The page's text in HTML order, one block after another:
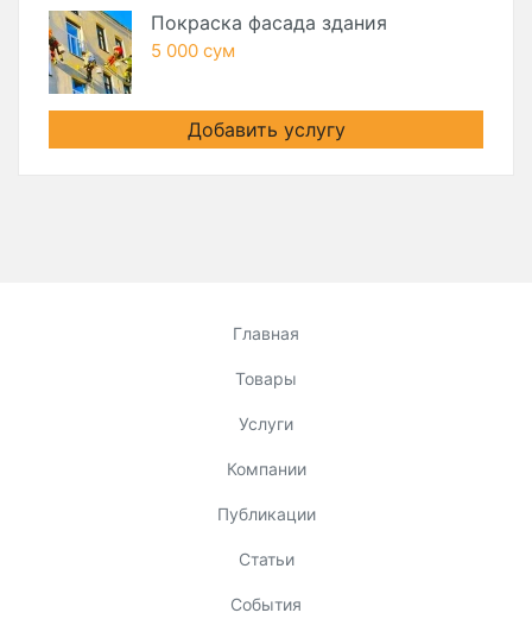
Покраска фасада здания
5 000 сум
Добавить услугу
Главная
Товары
Услуги
Компании
Публикации
Статьи
События